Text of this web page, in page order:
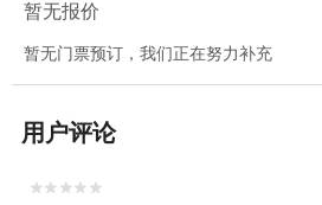
暂无报价
暂无门票预订，我们正在努力补充
用户评论

